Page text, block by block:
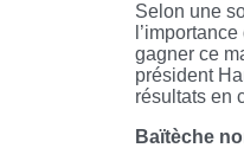
Selon une
gagner ce
président
résultats en
Baïtèche